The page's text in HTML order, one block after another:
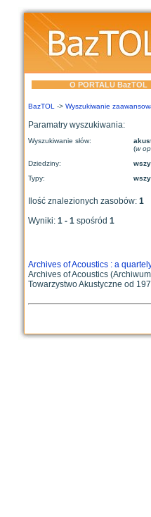
O PORTALU BazTOL
BazTOL -> Wyszukiwanie
Paramatry wyszukiwania:
Wyszukiwanie słów:
(w
Dziedziny:
Typy:
Ilość znalezionych zasobów: 1
Wyniki: 1 - 1 spośród 1
Archives of Acoustics : a
Archives of Acoustics
Towarzystwo Akustyczne od